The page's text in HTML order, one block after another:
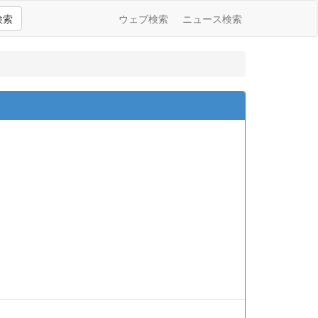
索 ウェブ検索 ニュース検索